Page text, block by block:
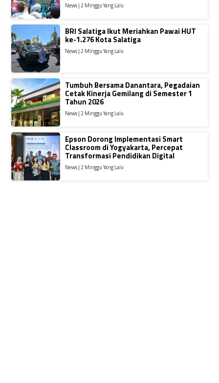
News | 2 Minggu Yang Lalu
BRI Salatiga Ikut Meriahkan Pawai HUT
ke-1.276 Kota Salatiga
News | 2 Minggu Yang Lalu
Tumbuh Bersama Danantara, Pegadaian
Cetak Kinerja Gemilang di Semester 1
Tahun 2026
News | 2 Minggu Yang Lalu
Epson Dorong Implementasi Smart
Classroom di Yogyakarta, Percepat
Transformasi Pendidikan Digital
News | 2 Minggu Yang Lalu